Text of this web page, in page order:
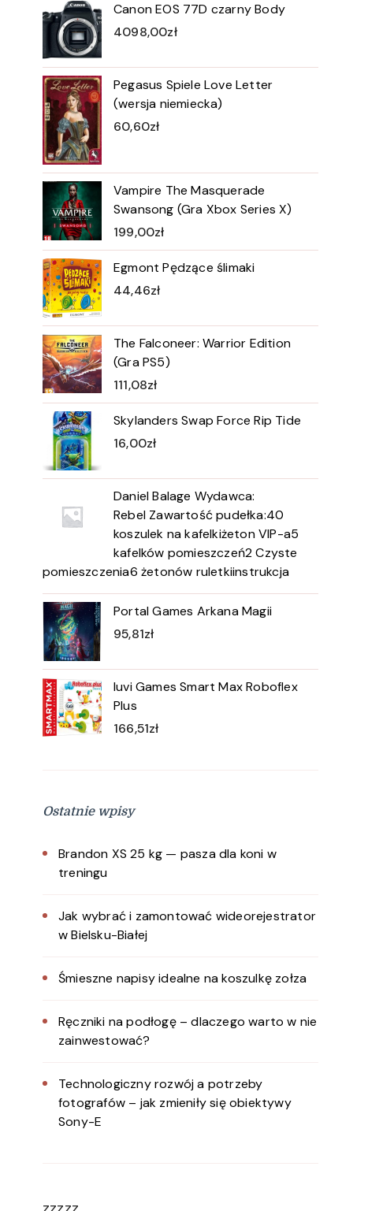
Canon EOS 77D czarny Body
4098,00zł
Pegasus Spiele Love Letter
(wersja niemiecka)
60,60zł
Vampire The Masquerade
Swansong (Gra Xbox Series X)
199,00zł
Egmont Pędzące ślimaki
44,46zł
The Falconeer: Warrior Edition
(Gra PS5)
111,08zł
Skylanders Swap Force Rip Tide
16,00zł
Daniel Balage Wydawca:
Rebel Zawartość pudełka:40
koszulek na kafelkiżeton VIP-a5
kafelków pomieszczeń2 Czyste
pomieszczenia6 żetonów ruletkiinstrukcja
Portal Games Arkana Magii
95,81zł
Iuvi Games Smart Max Roboflex
Plus
166,51zł
Ostatnie wpisy
Brandon XS 25 kg — pasza dla koni w
treningu
Jak wybrać i zamontować wideorejestrator
w Bielsku-Białej
Śmieszne napisy idealne na koszulkę zołza
Ręczniki na podłogę – dlaczego warto w nie
zainwestować?
Technologiczny rozwój a potrzeby
fotografów – jak zmieniły się obiektywy
Sony-E